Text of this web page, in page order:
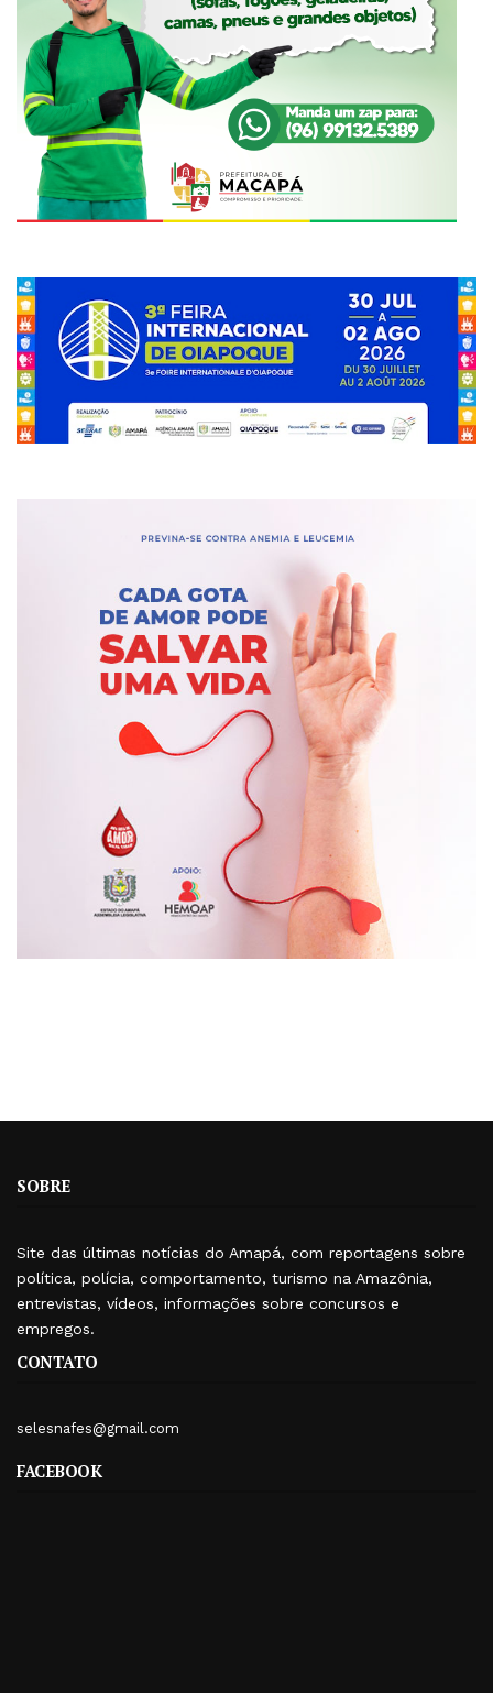
SOBRE
Site das últimas notícias do Amapá, com reportagens sobre
política, polícia, comportamento, turismo na Amazônia,
entrevistas, vídeos, informações sobre concursos e
empregos.
CONTATO
selesnafes@gmail.com
FACEBOOK